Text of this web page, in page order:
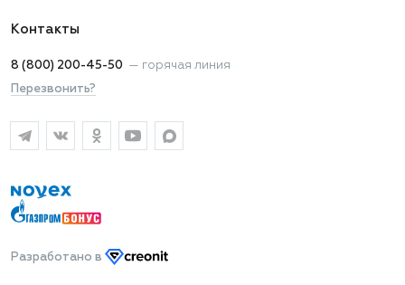
Контакты
8 (800) 200-45-50 — горячая линия
Перезвонить?
Разработано в